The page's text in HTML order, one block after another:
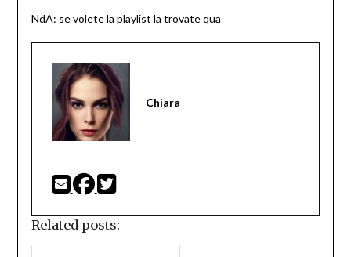
NdA: se volete la playlist la trovatequa
Chiara
Related posts: